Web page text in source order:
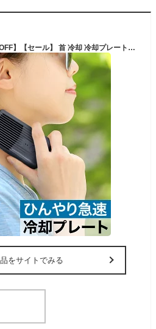
【即納】【在庫限り】【37%OFF】【セール】 首 冷却 冷却プレート ネッククーラー ペルチェ ペルチェ素子 首元 冷やす 首もと ひんやり 充電式 ハンディクーラー コンパクト ひんやりグッズ 熱中症対策 アウトドア キャンプ 暑さ対策［ iCool Porta / アイクール ポルタ ］
をサイトでみる